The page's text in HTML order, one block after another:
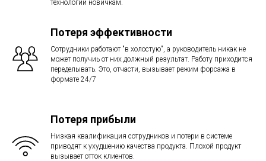
технологии новичкам.
Потеря эффективности
Сотрудники работают "в холостую", а руководитель никак не
может получиь от них должный результат. Работу приходится
переделывать. Это, отчасти, вызывает режим форсажа в
формате 24/7
Потеря прибыли
Низкая квалификация сотрудников и потери в системе
приводят к ухудшению качества продукта. Плохой продукт
вызывает отток клиентов.